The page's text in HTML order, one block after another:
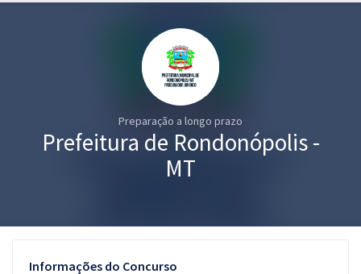
Preparação a longo prazo
Prefeitura de Rondonópolis -
MT
Informações do Concurso